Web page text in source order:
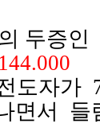
두증인
144.000
도자가
면서
들